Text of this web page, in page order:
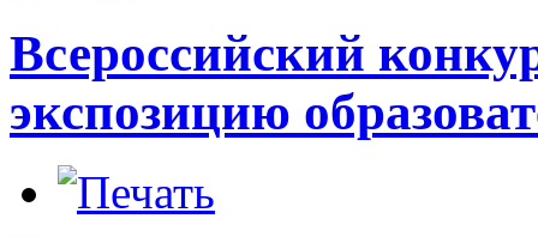
Всероссийский
экспозицию